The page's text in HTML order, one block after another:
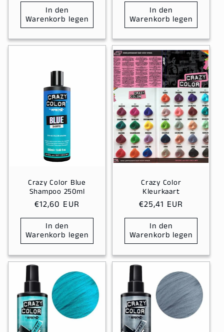
In den
Warenkorb legen
In den
Warenkorb legen
Crazy Color Blue
Shampoo 250ml
Normaler
Preis
€12,60 EUR
In den
Warenkorb legen
Crazy Color
Kleurkaart
Normaler
Preis
€25,41 EUR
In den
Warenkorb legen